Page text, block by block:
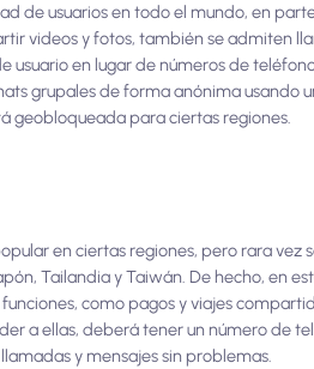
de usuarios en todo el mundo, en
videos y fotos, también se admiten
usuario en lugar de números de
grupales de forma anónima
geobloqueada para ciertas regiones.
en ciertas regiones, pero rara vez
Tailandia y Taiwán. De hecho, en
como pagos y viajes
a ellas, deberá tener un número de
y mensajes sin problemas.